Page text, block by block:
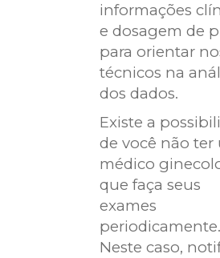
informações
e dosagem de
para orientar
técnicos na
dos dados.
Existe a
de você não ter
médico
que faça seus
exames
periodicamente.
Neste caso,